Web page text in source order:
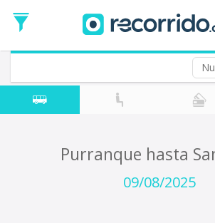
de
Ida
Vuelta (opcional)
Fecha
de
Purranque hasta
09/08/2025